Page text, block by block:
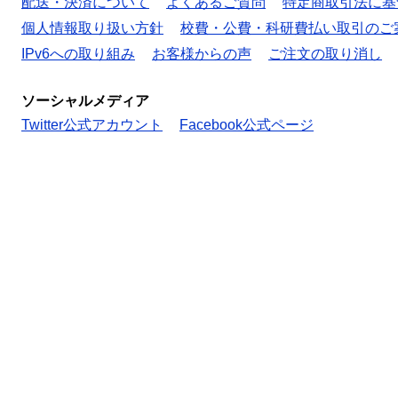
個人情報取り扱い方針
校費・公費・科研費払い取引のご
IPv6への取り組み
お客様からの声 ご注文の取り消し
ソーシャルメディア
Twitter公式アカウント
Facebook公式ページ